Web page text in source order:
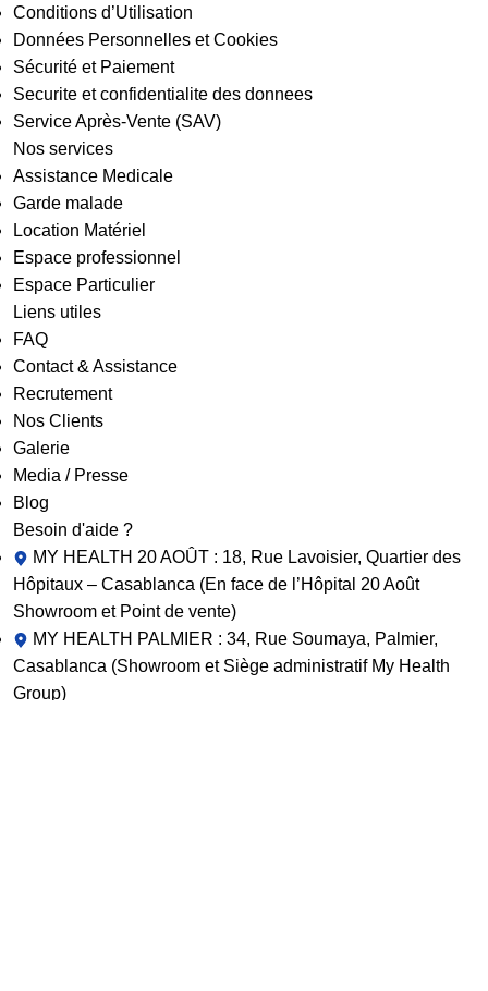
Conditions d’Utilisation
Données Personnelles et Cookies
Sécurité et Paiement
Securite et confidentialite des donnees
Service Après-Vente (SAV)
Nos services
Assistance Medicale
Garde malade
Location Matériel
Espace professionnel
Espace Particulier
Liens utiles
FAQ
Contact & Assistance
Recrutement
Nos Clients
Galerie
Media / Presse
Blog
Besoin d'aide ?
MY HEALTH 20 AOÛT : 18, Rue Lavoisier, Quartier des
Hôpitaux – Casablanca (En face de l’Hôpital 20 Août
Showroom et Point de vente)
MY HEALTH PALMIER : 34, Rue Soumaya, Palmier,
Casablanca (Showroom et Siège administratif My Health
Group)